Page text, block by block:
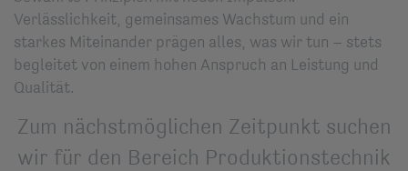
Verlässlichkeit, gemeinsames Wachstum und ein
starkes Miteinander prägen alles, was wir tun – stets
begleitet von einem hohen Anspruch an Leistung und
Qualität.
Zum nächstmöglichen Zeitpunkt suchen
wir für den Bereich Produktionstechnik